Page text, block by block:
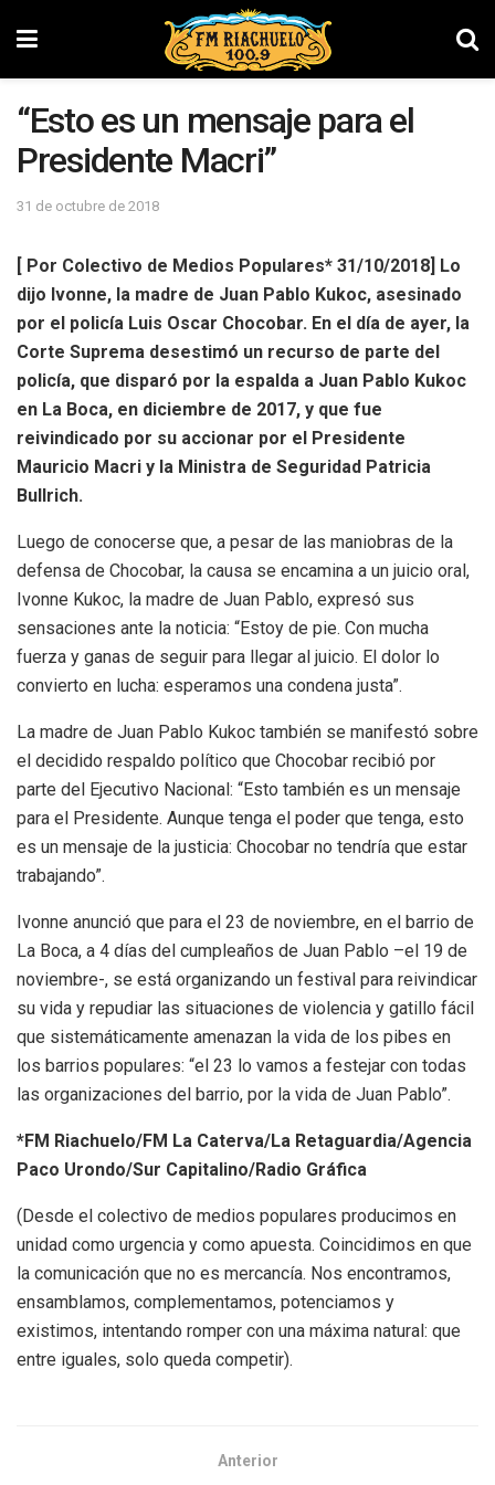
“Esto es un mensaje para el
Presidente Macri”
31 de octubre de 2018
[ Por Colectivo de Medios Populares* 31/10/2018] Lo
dijo Ivonne, la madre de Juan Pablo Kukoc, asesinado
por el policía Luis Oscar Chocobar. En el día de ayer, la
Corte Suprema desestimó un recurso de parte del
policía, que disparó por la espalda a Juan Pablo Kukoc
en La Boca, en diciembre de 2017, y que fue
reivindicado por su accionar por el Presidente
Mauricio Macri y la Ministra de Seguridad Patricia
Bullrich.
Luego de conocerse que, a pesar de las maniobras de la
defensa de Chocobar, la causa se encamina a un juicio oral,
Ivonne Kukoc, la madre de Juan Pablo, expresó sus
sensaciones ante la noticia: “Estoy de pie. Con mucha
fuerza y ganas de seguir para llegar al juicio. El dolor lo
convierto en lucha: esperamos una condena justa”.
La madre de Juan Pablo Kukoc también se manifestó sobre
el decidido respaldo político que Chocobar recibió por
parte del Ejecutivo Nacional: “Esto también es un mensaje
para el Presidente. Aunque tenga el poder que tenga, esto
es un mensaje de la justicia: Chocobar no tendría que estar
trabajando”.
Ivonne anunció que para el 23 de noviembre, en el barrio de
La Boca, a 4 días del cumpleaños de Juan Pablo –el 19 de
noviembre-, se está organizando un festival para reivindicar
su vida y repudiar las situaciones de violencia y gatillo fácil
que sistemáticamente amenazan la vida de los pibes en
los barrios populares: “el 23 lo vamos a festejar con todas
las organizaciones del barrio, por la vida de Juan Pablo”.
*FM Riachuelo/FM La Caterva/La Retaguardia/Agencia
Paco Urondo/Sur Capitalino/Radio Gráfica
(Desde el colectivo de medios populares producimos en
unidad como urgencia y como apuesta. Coincidimos en que
la comunicación que no es mercancía. Nos encontramos,
ensamblamos, complementamos, potenciamos y
existimos, intentando romper con una máxima natural: que
entre iguales, solo queda competir).
Anterior